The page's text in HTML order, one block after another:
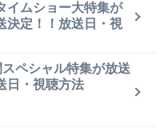
イムショー大特集が
決定！！放送日・視
ペシャル特集が放送
日・視聴方法